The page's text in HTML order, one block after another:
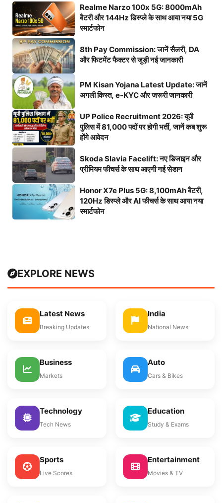
Realme Narzo 100x 5G: 8000mAh
बैटरी और 144Hz डिस्प्ले के साथ आया नया 5G
स्मार्टफोन
8th Pay Commission: जानें सैलरी, DA
और फिटमेंट फैक्टर से जुड़ी नई जानकारी
PM Kisan Yojana Latest Update: जानें
अगली किस्त, e-KYC और जरूरी जानकारी
UP Police Recruitment 2026: यूपी
पुलिस में 81,000 पदों पर होगी भर्ती, जानें कब शुरू
होंगे आवेदन
Skoda Slavia Facelift: नए डिजाइन और
प्रीमियम फीचर्स के साथ आएगी नई सेडान
Honor X7e Plus 5G: 8,100mAh बैटरी,
120Hz डिस्प्ले और AI फीचर्स के साथ आया नया
स्मार्टफोन
EXPLORE NEWS
Latest News
Breaking Updates
India
National News
Business
Markets
Auto
Cars & Bikes
Technology
Tech News
Education
Study & Exams
Sports
Live Scores
Entertainment
Movies & TV